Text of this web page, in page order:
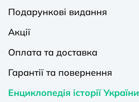
Подарункові видання
Акції
Оплата та доставка
Гарантії та повернення
Енциклопедія історії України